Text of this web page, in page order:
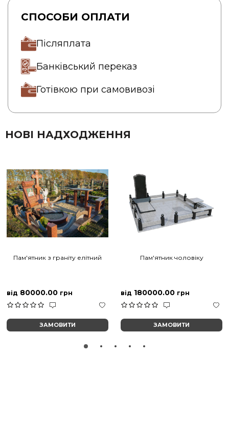
СПОСОБИ ОПЛАТИ
Післяплата
Банківський переказ
Готівкою при самовивозі
НОВІ НАДХОДЖЕННЯ
Пам'ятник з граніту елітний
від 80000.00 грн
ЗАМОВИТИ
Пам'ятник чоловіку
від 180000.00 грн
ЗАМОВИТИ